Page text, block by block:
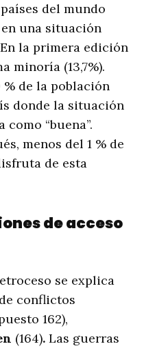
del mundo
en una situación
En la primera edición
minoría (13,7%).
% de la población
donde la situación
“buena”.
menos del 1 % de
de esta
de acceso
se explica
conflictos
162),
(164). Las guerras